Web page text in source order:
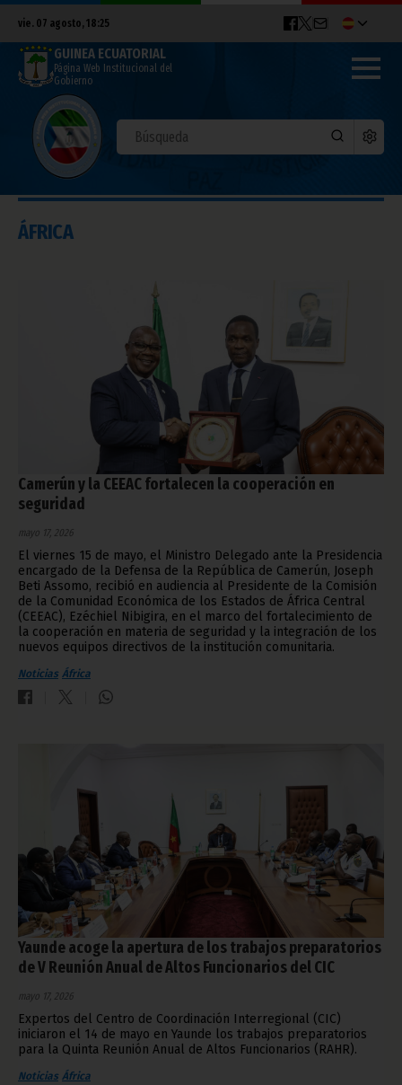
vie. 07 agosto, 18:25
GUINEA ECUATORIAL
Página Web Institucional del
Gobierno
ÁFRICA
Camerún y la CEEAC fortalecen la cooperación en
seguridad
mayo 17, 2026
El viernes 15 de mayo, el Ministro Delegado ante la Presidencia
encargado de la Defensa de la República de Camerún, Joseph
Beti Assomo, recibió en audiencia al Presidente de la Comisión
de la Comunidad Económica de los Estados de África Central
(CEEAC), Ezéchiel Nibigira, en el marco del fortalecimiento de
la cooperación en materia de seguridad y la integración de los
nuevos equipos directivos de la institución comunitaria.
Noticias África
Yaunde acoge la apertura de los trabajos preparatorios
de V Reunión Anual de Altos Funcionarios del CIC
mayo 17, 2026
Expertos del Centro de Coordinación Interregional (CIC)
iniciaron el 14 de mayo en Yaunde los trabajos preparatorios
para la Quinta Reunión Anual de Altos Funcionarios (RAHR).
Noticias África